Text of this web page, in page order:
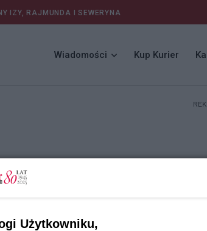
IZY, RAJMUNDA I SEWERYNA
Wiadomości Kup Kurier
Użytkowniku,